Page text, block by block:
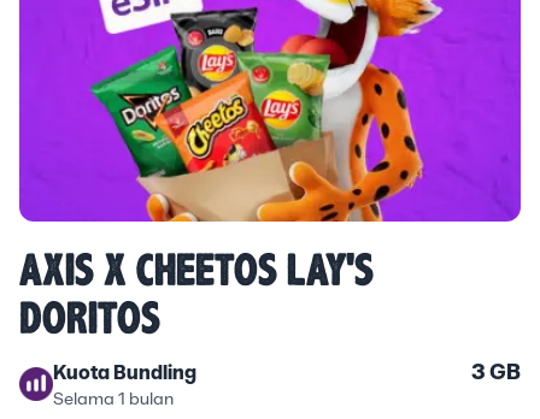
AXIS X CHEETOS LAY'S
DORITOS
Kuota Bundling
Selama 1 bulan
3 GB